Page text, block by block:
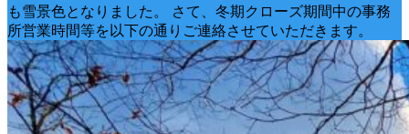
も雪景色となりました。 さて、冬期クローズ期間中の事務
所営業時間等を以下の通りご連絡させていただきます。